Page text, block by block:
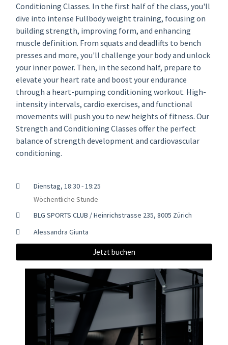
Conditioning Classes. In the first half of the class, you'll
dive into intense Fullbody weight training, focusing on
building strength, improving form, and enhancing
muscle definition. From squats and deadlifts to bench
presses and more, you'll challenge your body and unlock
your inner power. Then, in the second half, prepare to
elevate your heart rate and boost your endurance
through a heart-pumping conditioning workout. High-
intensity intervals, cardio exercises, and functional
movements will push you to new heights of fitness. Our
Strength and Conditioning Classes offer the perfect
balance of strength development and cardiovascular
conditioning.
Dienstag, 18:30 - 19:25
Wöchentliche Stunde
BLG SPORTS CLUB / Heinrichstrasse 235, 8005 Zürich
Alessandra Giunta
Jetzt buchen